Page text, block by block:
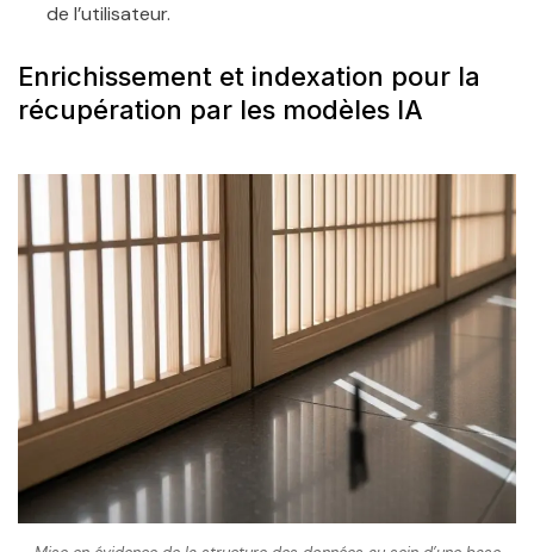
de l’utilisateur.
Enrichissement et indexation pour la
récupération par les modèles IA